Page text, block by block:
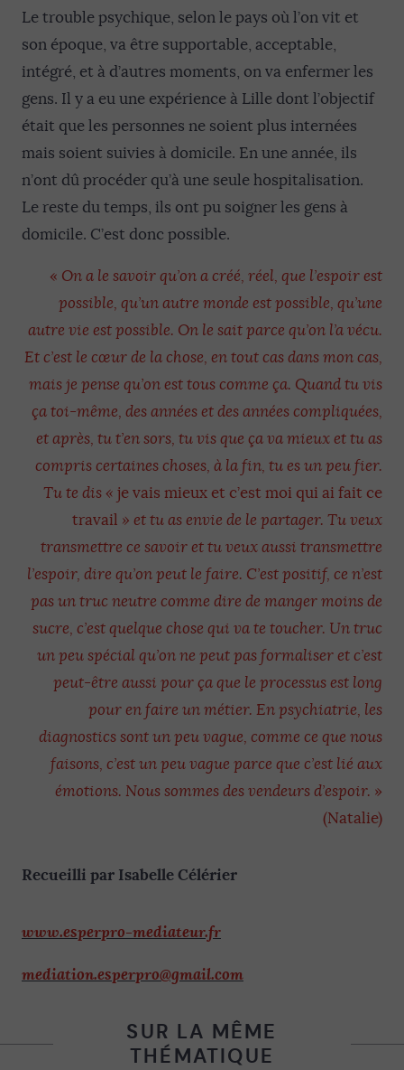
Le trouble psychique, selon le pays où l’on vit et
son époque, va être supportable, acceptable,
intégré, et à d’autres moments, on va enfermer les
gens. Il y a eu une expérience à Lille dont l’objectif
était que les personnes ne soient plus internées
mais soient suivies à domicile. En une année, ils
n’ont dû procéder qu’à une seule hospitalisation.
Le reste du temps, ils ont pu soigner les gens à
domicile. C’est donc possible.
« On a le savoir qu’on a créé, réel, que l’espoir est
possible, qu’un autre monde est possible, qu’une
autre vie est possible. On le sait parce qu’on l’a vécu.
Et c’est le cœur de la chose, en tout cas dans mon cas,
mais je pense qu’on est tous comme ça. Quand tu vis
ça toi-même, des années et des années compliquées,
et après, tu t’en sors, tu vis que ça va mieux et tu as
compris certaines choses, à la fin, tu es un peu fier.
Tu te dis « je vais mieux et c’est moi qui ai fait ce
travail » et tu as envie de le partager. Tu veux
transmettre ce savoir et tu veux aussi transmettre
l’espoir, dire qu’on peut le faire. C’est positif, ce n’est
pas un truc neutre comme dire de manger moins de
sucre, c’est quelque chose qui va te toucher. Un truc
un peu spécial qu’on ne peut pas formaliser et c’est
peut-être aussi pour ça que le processus est long
pour en faire un métier. En psychiatrie, les
diagnostics sont un peu vague, comme ce que nous
faisons, c’est un peu vague parce que c’est lié aux
émotions. Nous sommes des vendeurs d’espoir. »
(Natalie)
Recueilli par Isabelle Célérier
www.esperpro-mediateur.fr
mediation.esperpro@gmail.com
SUR LA MÊME
THÉMATIQUE